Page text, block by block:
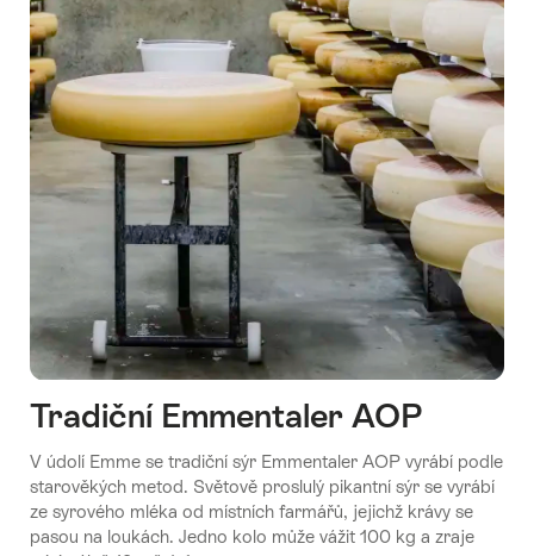
Tradiční Emmentaler AOP
V údolí Emme se tradiční sýr Emmentaler AOP vyrábí podle
starověkých metod. Světově proslulý pikantní sýr se vyrábí
ze syrového mléka od místních farmářů, jejichž krávy se
pasou na loukách. Jedno kolo může vážit 100 kg a zraje